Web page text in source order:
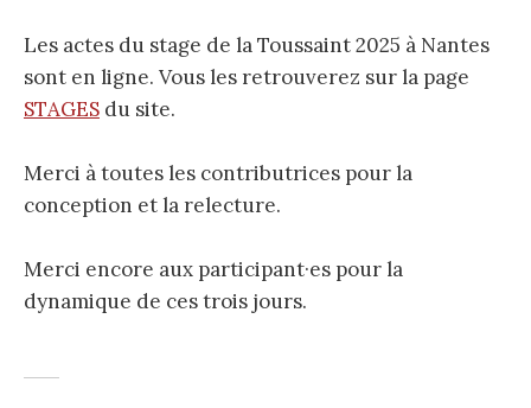
Les actes du stage de la Toussaint 2025 à Nantes
sont en ligne. Vous les retrouverez sur la page
STAGES du site.
Merci à toutes les contributrices pour la
conception et la relecture.
Merci encore aux participant·es pour la
dynamique de ces trois jours.